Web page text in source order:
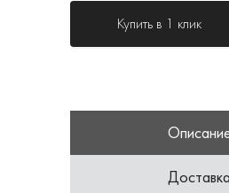
Купить в 1 клик
Доставка